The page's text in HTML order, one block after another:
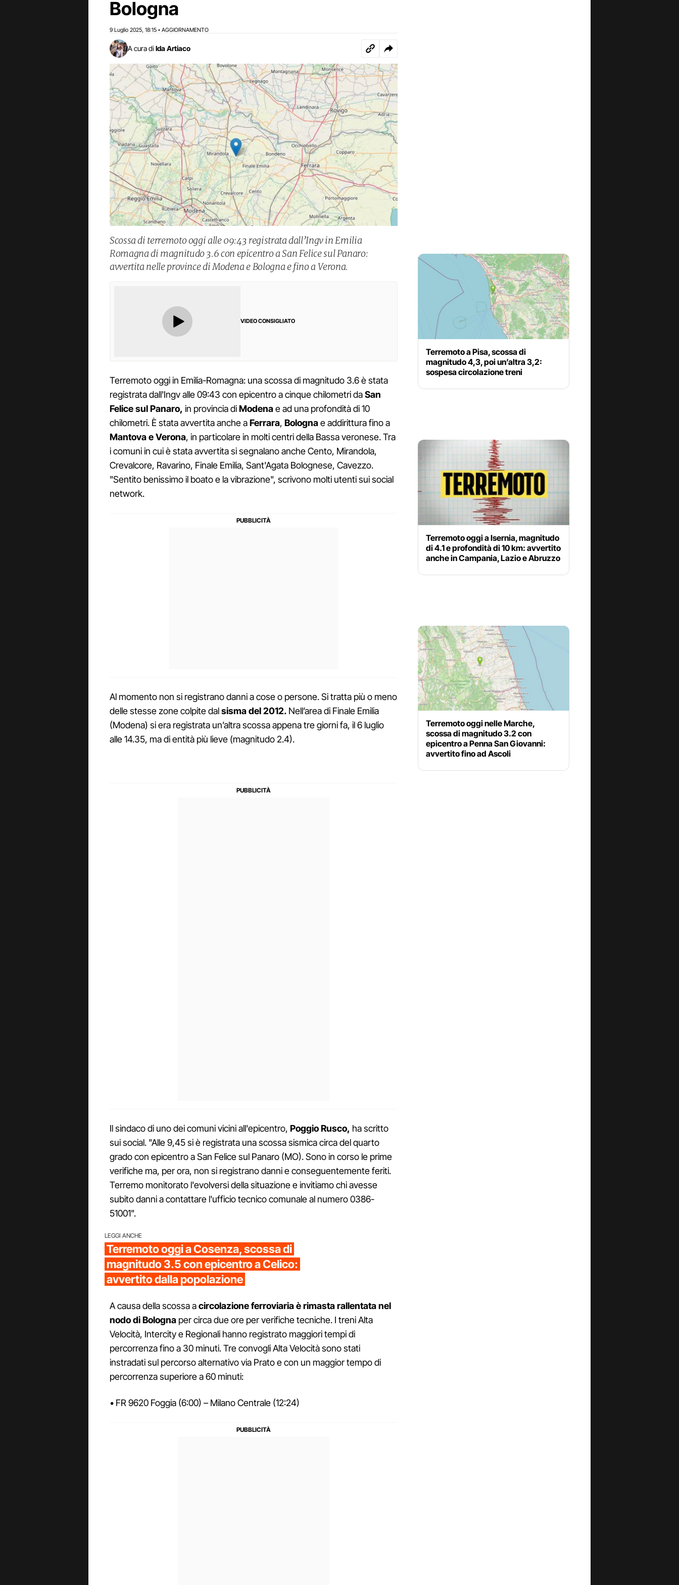
Bologna
9 Luglio 2025 18:15 • AGGIORNAMENTO
A cura di Ida Artiaco
Scossa di terremoto oggi alle 09:43 registrata dall’Ingv in Emilia
Romagna di magnitudo 3.6 con epicentro a San Felice sul Panaro:
avvertita nelle province di Modena e Bologna e fino a Verona.
VIDEO CONSIGLIATO
Terremoto oggi in Emilia-Romagna: una scossa di magnitudo 3.6 è stata
registrata dall'Ingv alle 09:43 con epicentro a cinque chilometri daSan
Felice sul Panaro, in provincia diModenae ad una profondità di 10
chilometri. È stata avvertita anche aFerrara, Bolognae addirittura fino a
Mantova e Verona, in particolare in molti centri della Bassa veronese. Tra
i comuni in cui è stata avvertita si segnalano anche Cento, Mirandola,
Crevalcore, Ravarino, Finale Emilia, Sant'Agata Bolognese, Cavezzo.
"Sentito benissimo il boato e la vibrazione", scrivono molti utenti sui social
network.
Al momento non si registrano danni a cose o persone. Si tratta più o meno
delle stesse zone colpite dalsisma del 2012. Nell’area di Finale Emilia
(Modena) si era registrata un’altra scossa appena tre giorni fa, il 6 luglio
alle 14.35, ma di entità più lieve (magnitudo 2.4).
Il sindaco di uno dei comuni vicini all'epicentro, Poggio Rusco, ha scritto
sui social. "Alle 9,45 si è registrata una scossa sismica circa del quarto
grado con epicentro a San Felice sul Panaro (MO). Sono in corso le prime
verifiche ma, per ora, non si registrano danni e conseguentemente feriti.
Terremo monitorato l'evolversi della situazione e invitiamo chi avesse
subito danni a contattare l'ufficio tecnico comunale al numero 0386-
51001".
LEGGI ANCHE
Terremoto oggi a Cosenza, scossa di
magnitudo 3.5 con epicentro a Celico:
avvertito dalla popolazione
A causa della scossa acircolazione ferroviaria è rimasta rallentata nel
nodo di Bologna per circa due ore per verifiche tecniche. I treni Alta
Velocità, Intercity e Regionali hanno registrato maggiori tempi di
percorrenza fino a 30 minuti. Tre convogli Alta Velocità sono stati
instradati sul percorso alternativo via Prato e con un maggior tempo di
percorrenza superiore a 60 minuti:
• FR 9620 Foggia (6:00) – Milano Centrale (12:24)
Terremoto a Pisa, scossa di
magnitudo 4,3, poi un’altra 3,2:
sospesa circolazione treni
Terremoto oggi a Isernia, magnitudo
di 4.1 e profondità di 10 km: avvertito
anche in Campania, Lazio e Abruzzo
Terremoto oggi nelle Marche,
scossa di magnitudo 3.2 con
epicentro a Penna San Giovanni:
avvertito fino ad Ascoli